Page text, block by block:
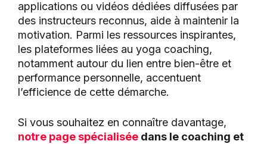
applications ou vidéos dédiées diffusées par
des instructeurs reconnus, aide à maintenir la
motivation. Parmi les ressources inspirantes,
les plateformes liées au yoga coaching,
notamment autour du lien entre bien-être et
performance personnelle, accentuent
l’efficience de cette démarche.
Si vous souhaitez en connaître davantage,
notre page spécialisée dans le coaching et